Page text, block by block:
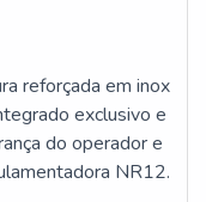
de inclinação,
Além disso, a
por boleto ou
seu
dos produtos e
segmento, tudo isso
altamente
reforçada em inox
exclusivo e
do operador e
NR12.